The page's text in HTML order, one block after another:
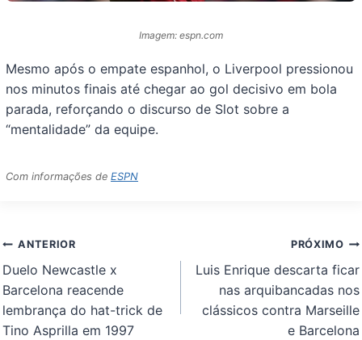
Imagem: espn.com
Mesmo após o empate espanhol, o Liverpool pressionou
nos minutos finais até chegar ao gol decisivo em bola
parada, reforçando o discurso de Slot sobre a
“mentalidade” da equipe.
Com informações deESPN
Navegação
de
Post
ANTERIOR
Duelo Newcastle x
Barcelona reacende
lembrança do hat-trick de
Tino Asprilla em 1997
PRÓXIMO
Luis Enrique descarta ficar
nas arquibancadas nos
clássicos contra Marseille
e Barcelona